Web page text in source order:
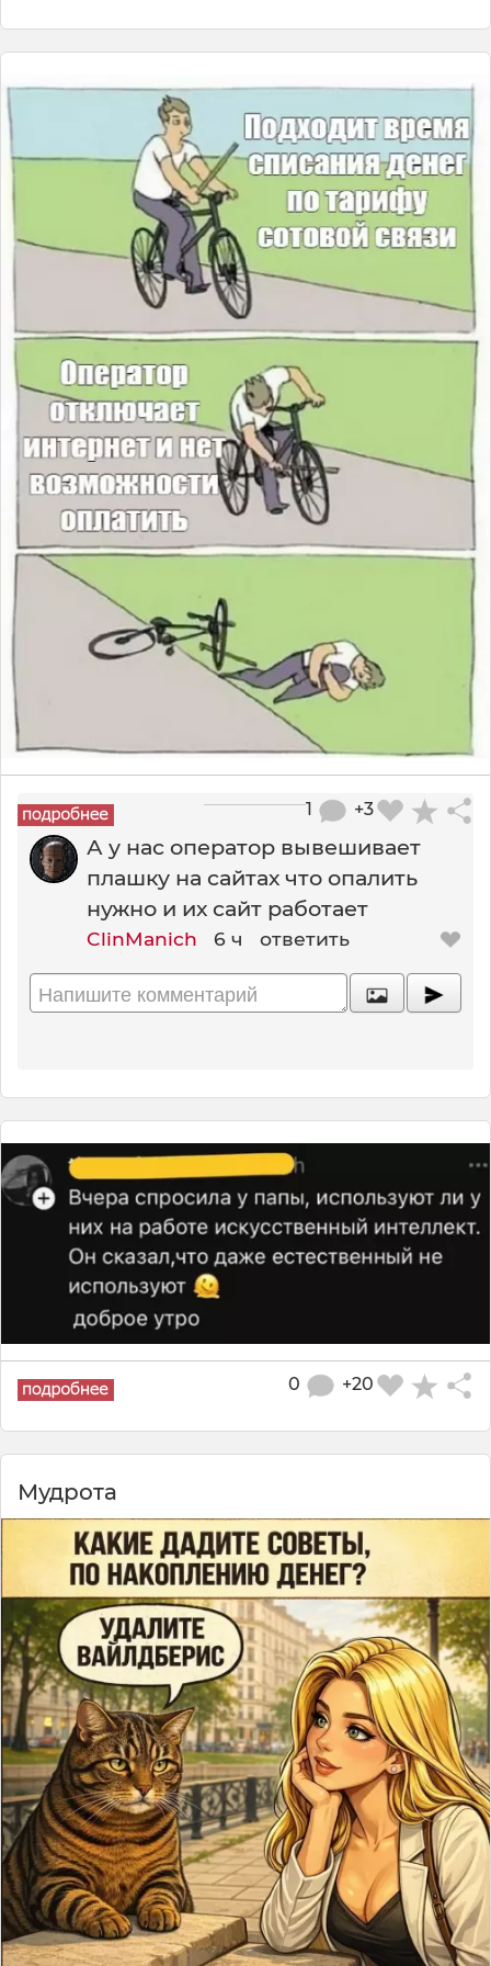
+3
1
А у нас оператор вывешивает
плашку на сайтах что опалить
нужно и их сайт работает
ClinManich 6 ч ответить
+20
0
Мудрота